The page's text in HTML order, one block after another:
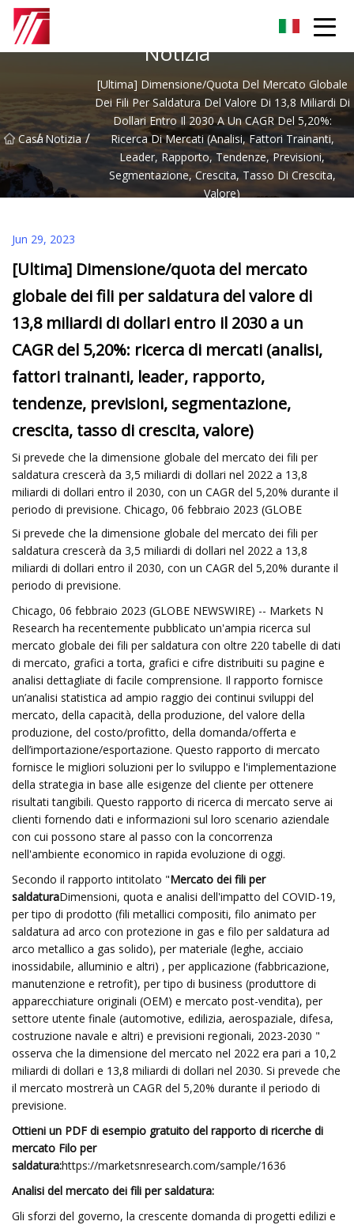
Notizia
Casa
/ Notizia /
[Ultima] Dimensione/quota Del Mercato Globale
Dei Fili Per Saldatura Del Valore Di 13,8 Miliardi Di
Dollari Entro Il 2030 A Un CAGR Del 5,20%:
Ricerca Di Mercati (analisi, Fattori Trainanti,
Leader, Rapporto, Tendenze, Previsioni,
Segmentazione, Crescita, Tasso Di Crescita,
Valore)
Jun 29, 2023
[Ultima] Dimensione/quota del mercato
globale dei fili per saldatura del valore di
13,8 miliardi di dollari entro il 2030 a un
CAGR del 5,20%: ricerca di mercati (analisi,
fattori trainanti, leader, rapporto,
tendenze, previsioni, segmentazione,
crescita, tasso di crescita, valore)
Si prevede che la dimensione globale del mercato dei fili per
saldatura crescerà da 3,5 miliardi di dollari nel 2022 a 13,8
miliardi di dollari entro il 2030, con un CAGR del 5,20% durante il
periodo di previsione. Chicago, 06 febbraio 2023 (GLOBE
Si prevede che la dimensione globale del mercato dei fili per
saldatura crescerà da 3,5 miliardi di dollari nel 2022 a 13,8
miliardi di dollari entro il 2030, con un CAGR del 5,20% durante il
periodo di previsione.
Chicago, 06 febbraio 2023 (GLOBE NEWSWIRE) -- Markets N
Research ha recentemente pubblicato un'ampia ricerca sul
mercato globale dei fili per saldatura con oltre 220 tabelle di dati
di mercato, grafici a torta, grafici e cifre distribuiti su pagine e
analisi dettagliate di facile comprensione. Il rapporto fornisce
un’analisi statistica ad ampio raggio dei continui sviluppi del
mercato, della capacità, della produzione, del valore della
produzione, del costo/profitto, della domanda/offerta e
dell’importazione/esportazione. Questo rapporto di mercato
fornisce le migliori soluzioni per lo sviluppo e l'implementazione
della strategia in base alle esigenze del cliente per ottenere
risultati tangibili. Questo rapporto di ricerca di mercato serve ai
clienti fornendo dati e informazioni sul loro scenario aziendale
con cui possono stare al passo con la concorrenza
nell'ambiente economico in rapida evoluzione di oggi.
Secondo il rapporto intitolato "Mercato dei fili per
saldaturaDimensioni, quota e analisi dell'impatto del COVID-19,
per tipo di prodotto (fili metallici compositi, filo animato per
saldatura ad arco con protezione in gas e filo per saldatura ad
arco metallico a gas solido), per materiale (leghe, acciaio
inossidabile, alluminio e altri) , per applicazione (fabbricazione,
manutenzione e retrofit), per tipo di business (produttore di
apparecchiature originali (OEM) e mercato post-vendita), per
settore utente finale (automotive, edilizia, aerospaziale, difesa,
costruzione navale e altri) e previsioni regionali, 2023-2030 "
osserva che la dimensione del mercato nel 2022 era pari a 10,2
miliardi di dollari e 13,8 miliardi di dollari nel 2030. Si prevede che
il mercato mostrerà un CAGR del 5,20% durante il periodo di
previsione.
Ottieni un PDF di esempio gratuito del rapporto di ricerche di
mercato Filo per
saldatura:https://marketsnresearch.com/sample/1636
Analisi del mercato dei fili per saldatura:
Gli sforzi del governo, la crescente domanda di progetti edilizi e